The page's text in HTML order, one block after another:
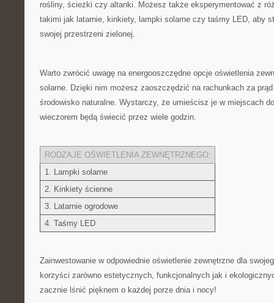
rośliny, ścieżki czy altanki. Możesz także eksperymentować ⁣z
takimi jak latarnie, kinkiety, lampki solarne czy taśmy LED, aby⁢
swojej przestrzeni zielonej.
Warto zwrócić uwagę na energooszczędne opcje oświetlenia​
‍solarne. Dzięki nim możesz⁢ zaoszczędzić ⁤na rachunkach za
środowisko naturalne. ​Wystarczy, że umieścisz je w miejscach
wieczorem będą​ świecić przez wiele godzin.
RODZAJE OŚWIETLENIA ZEWNĘTRZNEGO:
1. Lampki solarne
2. Kinkiety ścienne
3. Latarnie‌ ogrodowe
4. ⁤Taśmy LED
Zainwestowanie⁤ w odpowiednie oświetlenie zewnętrzne dla
korzyści zarówno estetycznych, funkcjonalnych jak i
zacznie lśnić​ pięknem o każdej porze dnia i‍ nocy!